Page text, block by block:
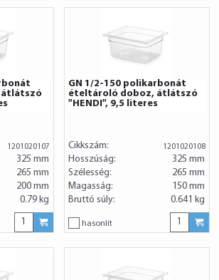
1201020107
325 mm
265 mm
200 mm
0.79 kg
GN 1/2-150 polikarbonát
ételtároló doboz, átlátszó
"HENDI", 9,5 literes
Cikkszám: 1201020108
Hosszúság:
325 mm
Szélesség:
265 mm
Magasság:
150 mm
Bruttó súly:
0.641 kg
hasonlít